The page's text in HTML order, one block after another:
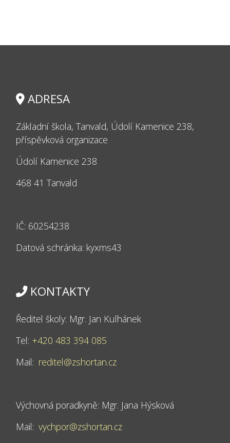
ADRESA
Základní škola, Tanvald, Údolí Kamenice 238,
příspěvková organizace
Údolí Kamenice 238
468 41 Tanvald
IČ: 60254238
Datová schránka: kyxms43
KONTAKTY
Ředitel školy: Mgr. Jan Kulhánek
Tel: +420 483 394 085
Mail: reditel@zshortan.cz
Výchovná poradkyně: Mgr. Jana Hýsková
Mail: vychpor@zshortan.cz